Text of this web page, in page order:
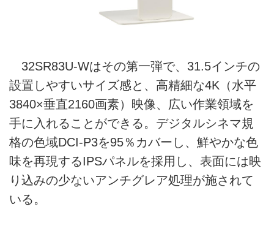
32SR83U-Wはその第一弾で、31.5インチの
設置しやすいサイズ感と、高精細な4K（水平
3840×垂直2160画素）映像、広い作業領域を
手に入れることができる。デジタルシネマ規
格の色域DCI-P3を95％カバーし、鮮やかな色
味を再現するIPSパネルを採用し、表面には映
り込みの少ないアンチグレア処理が施されて
いる。